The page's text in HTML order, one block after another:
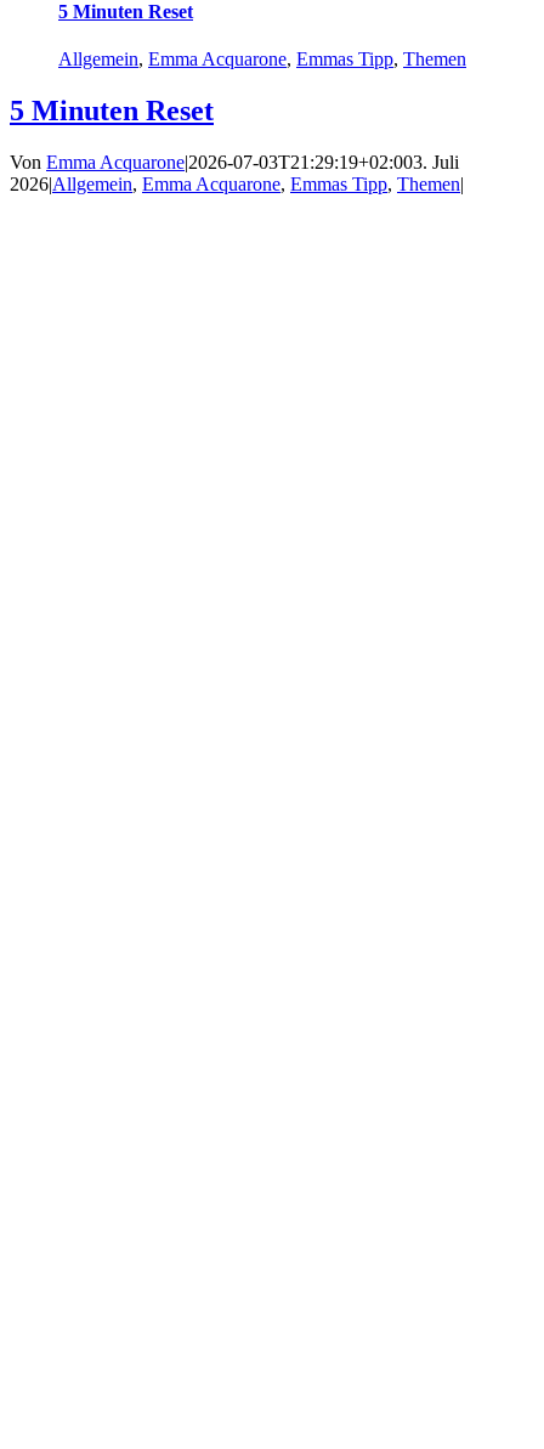
5 Minuten Reset
Allgemein, Emma Acquarone, Emmas Tipp, Themen
5 Minuten Reset
Von Emma Acquarone|2026-07-03T21:29:19+02:003. Juli
2026|Allgemein, Emma Acquarone, Emmas Tipp, Themen|